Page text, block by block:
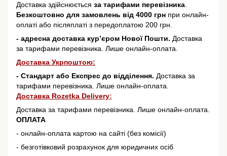
Доставка здійснюється за тарифами перевізника
Безкоштовно для замовлень від 4000 грн при онлайн-
оплаті або післяплаті з передоплатою 200 грн.
- адресна доставка кур’єром Нової Пошти. Доставка
за тарифами перевізника. Лише онлайн-оплата.
Доставка Укрпоштою:
- Стандарт або Експрес до відділення. Доставка за
тарифами перевізника. Лише онлайн-оплата.
Доставка Rozetka Delivery:
Доставка за тарифами перевізника. Лише онлайн-оплата.
ОПЛАТА
- онлайн-оплата картою на сайті (без комісії)
- безготівковий розрахунок для юридичних осіб